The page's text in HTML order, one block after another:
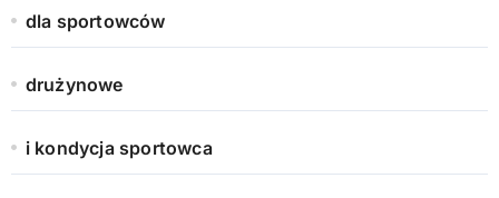
dla sportowców
drużynowe
i kondycja sportowca